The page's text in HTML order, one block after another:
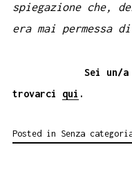
spiegazione che,
era mai permessa
Sei un/a
trovarci qui .
Posted in Senza